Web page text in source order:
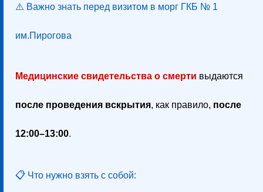
⚠️ Важно знать перед визитом в морг ГКБ № 1
им.Пирогова
Медицинские свидетельства о смерти выдаются
после проведения вскрытия, как правило, после
12:00–13:00.
📋 Что нужно взять с собой: